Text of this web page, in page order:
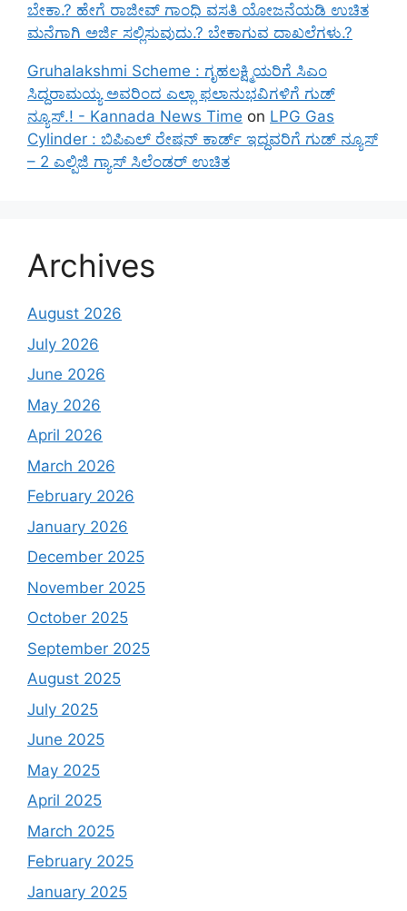
ಬೇಕಾ.? ಹೇಗೆ ರಾಜೀವ್ ಗಾಂಧಿ ವಸತಿ ಯೋಜನೆಯಡಿ ಉಚಿತ
ಮನೆಗಾಗಿ ಅರ್ಜಿ ಸಲ್ಲಿಸುವುದು.? ಬೇಕಾಗುವ ದಾಖಲೆಗಳು.?
Gruhalakshmi Scheme : ಗೃಹಲಕ್ಷ್ಮಿಯರಿಗೆ ಸಿಎಂ
ಸಿದ್ದರಾಮಯ್ಯ ಅವರಿಂದ ಎಲ್ಲಾ ಫಲಾನುಭವಿಗಳಿಗೆ ಗುಡ್
ನ್ಯೂಸ್.! - Kannada News Time on LPG Gas
Cylinder : ಬಿಪಿಎಲ್ ರೇಷನ್ ಕಾರ್ಡ್ ಇದ್ದವರಿಗೆ ಗುಡ್ ನ್ಯೂಸ್
– 2 ಎಲ್ಪಿಜಿ ಗ್ಯಾಸ್ ಸಿಲೆಂಡರ್ ಉಚಿತ
Archives
August 2026
July 2026
June 2026
May 2026
April 2026
March 2026
February 2026
January 2026
December 2025
November 2025
October 2025
September 2025
August 2025
July 2025
June 2025
May 2025
April 2025
March 2025
February 2025
January 2025